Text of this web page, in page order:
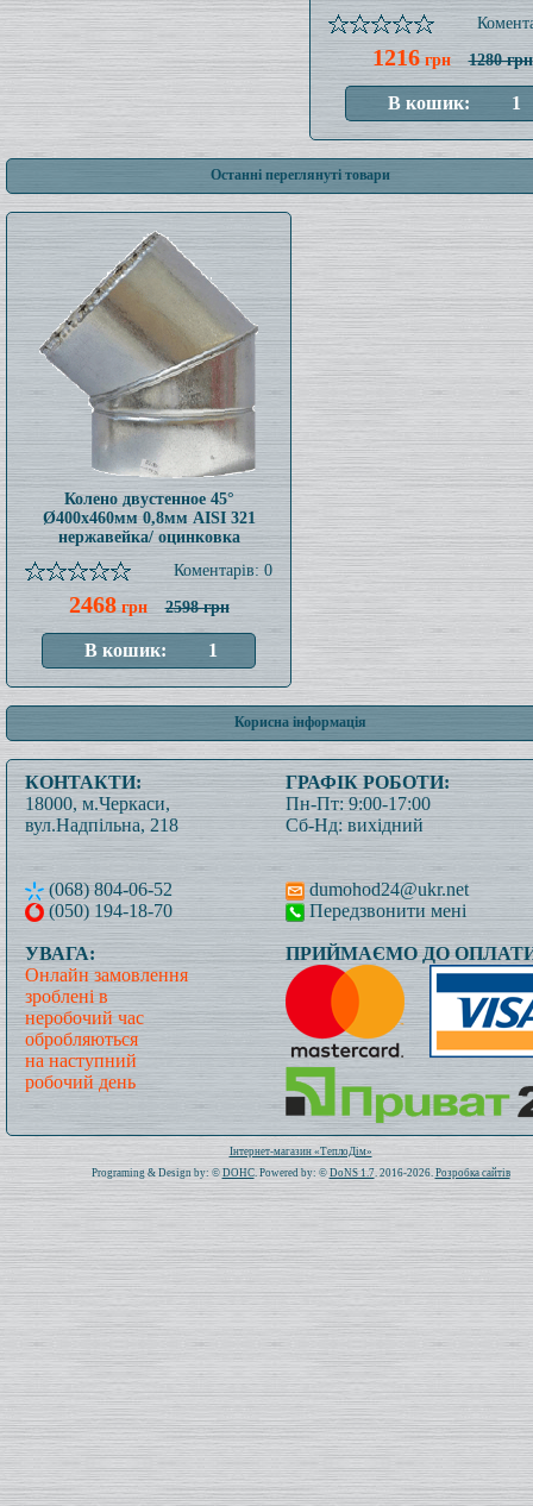
1216грн 1280 грн
Останні переглянуті товари
Колено двустенное 45°
Ø400x460мм 0,8мм AISI 321
нержавейка/ оцинковка
Коментарів: 0
2468грн 2598 грн
Корисна інформація
КОНТАКТИ:
18000, м.Черкаси,
вул.Надпільна, 218
(068) 804-06-52
(050) 194-18-70
ГРАФІК РОБОТИ:
Пн-Пт: 9:00-17:00
Сб-Нд: вихідний
dumohod24@ukr.net
Передзвонити мені
УВАГА:
Онлайн замовлення
зроблені в
неробочий час
обробляються
на наступний
робочий день
ПРИЙМАЄМО ДО
Інтернет-магазин «ТеплоДім»
Programing & Design by: © DOHC. Powered by: © DoNS 1.7. 2016-2026. Розробка сайтів